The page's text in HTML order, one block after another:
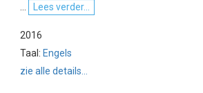
Lees verder...
2016
Taal: Engels
zie alle details...